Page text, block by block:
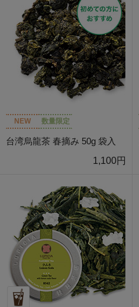
NEW 数量限定
台湾烏龍茶 春摘み 50g 袋入
1,100円